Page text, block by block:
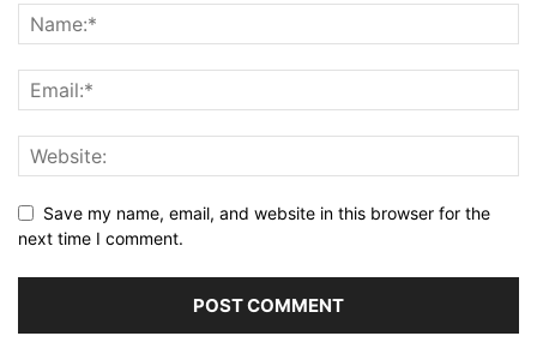
Save my name, email, and website in this browser for the
next time I comment.